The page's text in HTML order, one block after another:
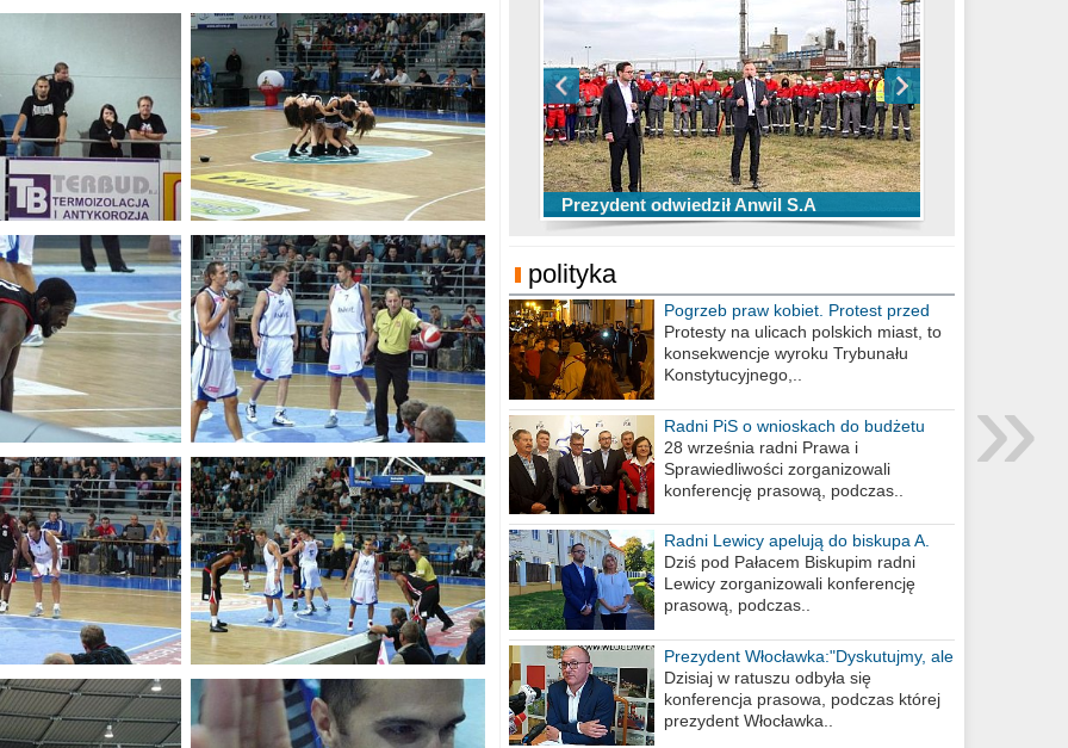
Prezydent odwiedził Anwil S.A
TOP 10 przechwytów Anwilu Włocławek
w EBL w sezonie 2019/2020
TOP 5 rzutów Anwilu Włocławek w BCL
w sezonie 2019/2020
polityka
Pogrzeb praw kobiet. Protest przed
biurem poselskim PiS
Protesty na ulicach polskich miast, to
konsekwencje wyroku Trybunału
Konstytucyjnego,..
Radni PiS o wnioskach do budżetu
miasta na 2021 rok
28 września radni Prawa i
Sprawiedliwości zorganizowali
konferencję prasową, podczas..
Radni Lewicy apelują do biskupa A.
Wiesława Meringa
Dziś pod Pałacem Biskupim radni
Lewicy zorganizowali konferencję
prasową, podczas..
Prezydent Włocławka:"Dyskutujmy, ale
nie obrażajmy się”
Dzisiaj w ratuszu odbyła się
konferencja prasowa, podczas której
prezydent Włocławka..
»